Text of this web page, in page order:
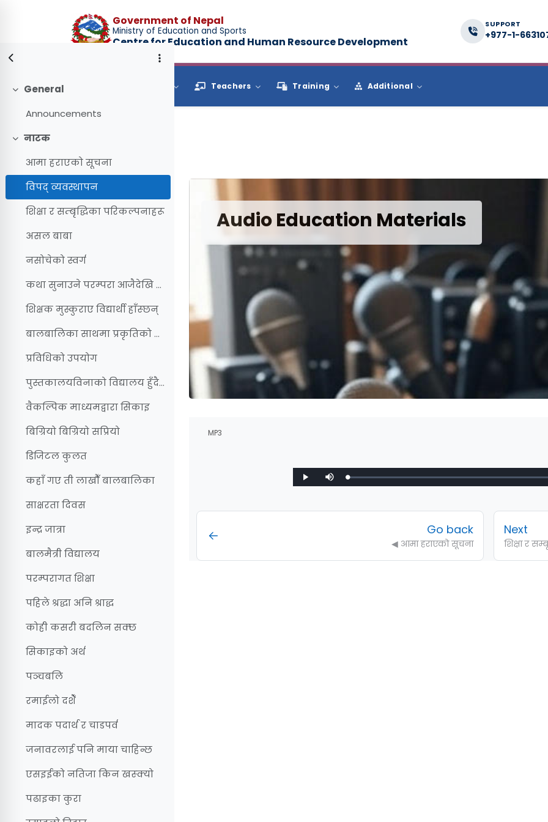
Government of Nepal
Ministry of Education and Sports
Centre for Education and Human Resource Development
SUPPORT
+977-1-
Browse Teachers Training Additional
Collapse
General
Announcements
Collapse
नाटक
आमा हराएको सूचना
विपद् व्यवस्थापन
शिक्षा र सम्बृद्धिका परिकल्पनाहरू
असल बाबा
नसोचेको स्वर्ग
कथा सुनाउने परम्परा आजैदेखि शुरु गरौँ
शिक्षक मुस्कुराए विद्यार्थी हाँस्छन्
बालबालिका साथमा प्रकृतिको काखमा
प्रविधिको उपयोग
पुस्तकालयविनाको विद्यालय हुँदैन
वैकल्पिक माध्यमद्वारा सिकाइ
बिग्रियो बिग्रियो सप्रियो
डिजिटल कुलत
कहाँ गए ती लाखौँ बालबालिका
साक्षरता दिवस
इन्द्र जात्रा
बालमैत्री विद्यालय
परम्परागत शिक्षा
पहिले श्रद्धा अनि श्राद्ध
कोही कसरी बदलिन सक्छ
सिकाइको अर्थ
पञ्चबलि
रमाईलो दशैँ
मादक पदार्थ र चाडपर्व
जनावरलाई पनि माया चाहिन्छ
एसइईको नतिजा किन खस्क्यो
पढाइका कुरा
Audio Education Materials
MP3
Play Mute Loaded:
0%
Go back
◀︎ आमा हराएको सूचना
Next
शिक्षा र